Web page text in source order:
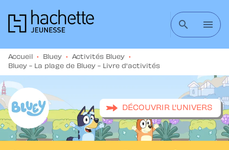
MENU RECHERCHE CONTENU
search menu
Accueil • Bluey • Activités Bluey
•
Bluey - La plage de Bluey - Livre d'activités
DÉCOUVRIR L'UNIVERS